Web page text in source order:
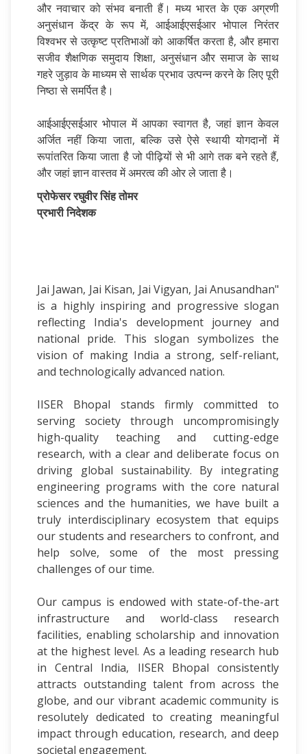
और नवाचार को संभव बनाती हैं। मध्य भारत के एक अग्रणी
अनुसंधान केंद्र के रूप में, आईआईएसईआर भोपाल निरंतर
विश्वभर से उत्कृष्ट प्रतिभाओं को आकर्षित करता है, और हमारा
सजीव शैक्षणिक समुदाय शिक्षा, अनुसंधान और समाज के साथ
गहरे जुड़ाव के माध्यम से सार्थक प्रभाव उत्पन्न करने के लिए पूरी
निष्ठा से समर्पित है।
आईआईएसईआर भोपाल में आपका स्वागत है, जहां ज्ञान केवल
अर्जित नहीं किया जाता, बल्कि उसे ऐसे स्थायी योगदानों में
रूपांतरित किया जाता है जो पीढ़ियों से भी आगे तक बने रहते हैं,
और जहां ज्ञान वास्तव में अमरत्व की ओर ले जाता है।
प्रोफेसर रघुवीर सिंह तोमर
प्रभारी निदेशक
Jai Jawan, Jai Kisan, Jai Vigyan, Jai Anusandhan"
is a highly inspiring and progressive slogan
reflecting India's development journey and
national pride. This slogan symbolizes the
vision of making India a strong, self-reliant,
and technologically advanced nation.
IISER Bhopal stands firmly committed to
serving society through uncompromisingly
high-quality teaching and cutting-edge
research, with a clear and deliberate focus on
driving global sustainability. By integrating
engineering programs with the core natural
sciences and the humanities, we have built a
truly interdisciplinary ecosystem that equips
our students and researchers to confront, and
help solve, some of the most pressing
challenges of our time.
Our campus is endowed with state-of-the-art
infrastructure and world-class research
facilities, enabling scholarship and innovation
at the highest level. As a leading research hub
in Central India, IISER Bhopal consistently
attracts outstanding talent from across the
globe, and our vibrant academic community is
resolutely dedicated to creating meaningful
impact through education, research, and deep
societal engagement.